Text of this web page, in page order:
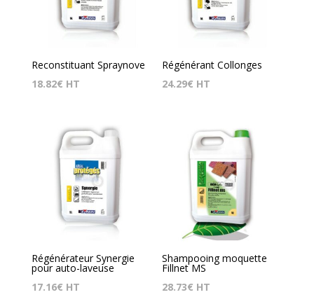
Reconstituant Spraynove
18.82€ HT
Régénérant Collonges
24.29€ HT
Régénérateur Synergie
pour auto-laveuse
17.16€ HT
Shampooing moquette
Fillnet MS
28.73€ HT